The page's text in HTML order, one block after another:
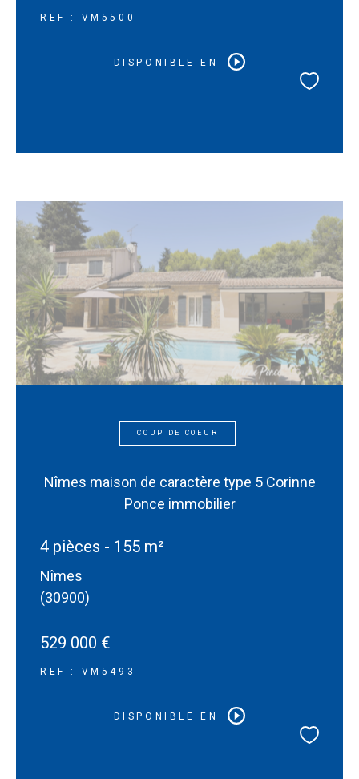
REF : VM5500
DISPONIBLE EN
COUP DE COEUR
Nîmes maison de caractère type 5 Corinne
Ponce immobilier
4 pièces - 155 m²
Nîmes
(30900)
529 000 €
REF : VM5493
DISPONIBLE EN